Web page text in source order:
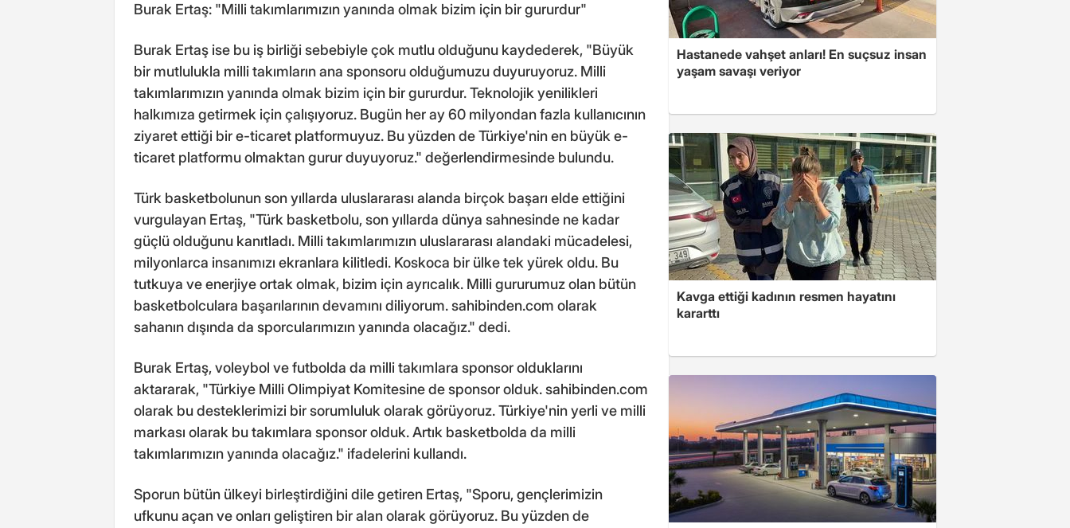
Burak Ertaş: "Milli takımlarımızın yanında olmak bizim için bir gururdur"
Burak Ertaş ise bu iş birliği sebebiyle çok mutlu olduğunu kaydederek, "Büyük
bir mutlulukla milli takımların ana sponsoru olduğumuzu duyuruyoruz. Milli
takımlarımızın yanında olmak bizim için bir gururdur. Teknolojik yenilikleri
halkımıza getirmek için çalışıyoruz. Bugün her ay 60 milyondan fazla kullanıcının
ziyaret ettiği bir e-ticaret platformuyuz. Bu yüzden de Türkiye'nin en büyük e-
ticaret platformu olmaktan gurur duyuyoruz." değerlendirmesinde bulundu.
Türk basketbolunun son yıllarda uluslararası alanda birçok başarı elde ettiğini
vurgulayan Ertaş, "Türk basketbolu, son yıllarda dünya sahnesinde ne kadar
güçlü olduğunu kanıtladı. Milli takımlarımızın uluslararası alandaki mücadelesi,
milyonlarca insanımızı ekranlara kilitledi. Koskoca bir ülke tek yürek oldu. Bu
tutkuya ve enerjiye ortak olmak, bizim için ayrıcalık. Milli gururumuz olan bütün
basketbolculara başarılarının devamını diliyorum. sahibinden.com olarak
sahanın dışında da sporcularımızın yanında olacağız." dedi.
Burak Ertaş, voleybol ve futbolda da milli takımlara sponsor olduklarını
aktararak, "Türkiye Milli Olimpiyat Komitesine de sponsor olduk. sahibinden.com
olarak bu desteklerimizi bir sorumluluk olarak görüyoruz. Türkiye'nin yerli ve milli
markası olarak bu takımlara sponsor olduk. Artık basketbolda da milli
takımlarımızın yanında olacağız." ifadelerini kullandı.
Sporun bütün ülkeyi birleştirdiğini dile getiren Ertaş, "Sporu, gençlerimizin
ufkunu açan ve onları geliştiren bir alan olarak görüyoruz. Bu yüzden de
Hastanede vahşet anları! En suçsuz insan
yaşam savaşı veriyor
Kavga ettiği kadının resmen hayatını
kararttı